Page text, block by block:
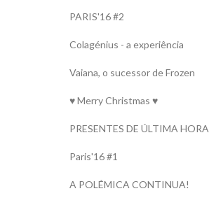
PARIS'16 #2
Colagénius - a experiência
Vaiana, o sucessor de Frozen
♥ Merry Christmas ♥
PRESENTES DE ÚLTIMA HORA
Paris'16 #1
A POLÉMICA CONTINUA!